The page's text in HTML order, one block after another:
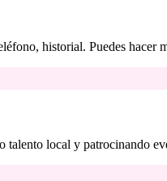
historial. Puedes
talento local y patrocinando